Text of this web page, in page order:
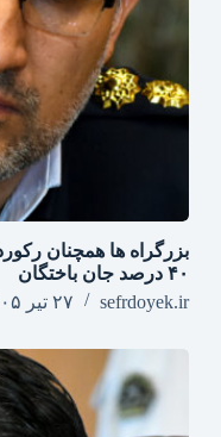
بزرگراه‌ ها همچنان
۴۰ درصد جان‌ باختگان
sefrdoyek.ir
۲۷ تیر ۱۴۰۵